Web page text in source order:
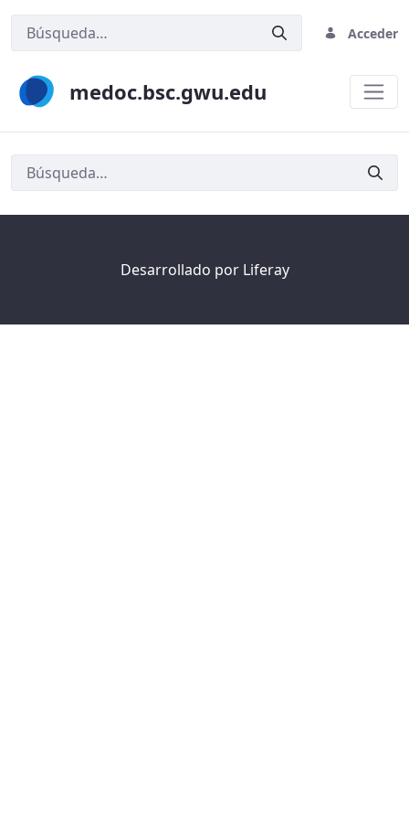
Acceder
medoc.bsc.gwu.edu
Búsqueda
Desarrollado por Liferay